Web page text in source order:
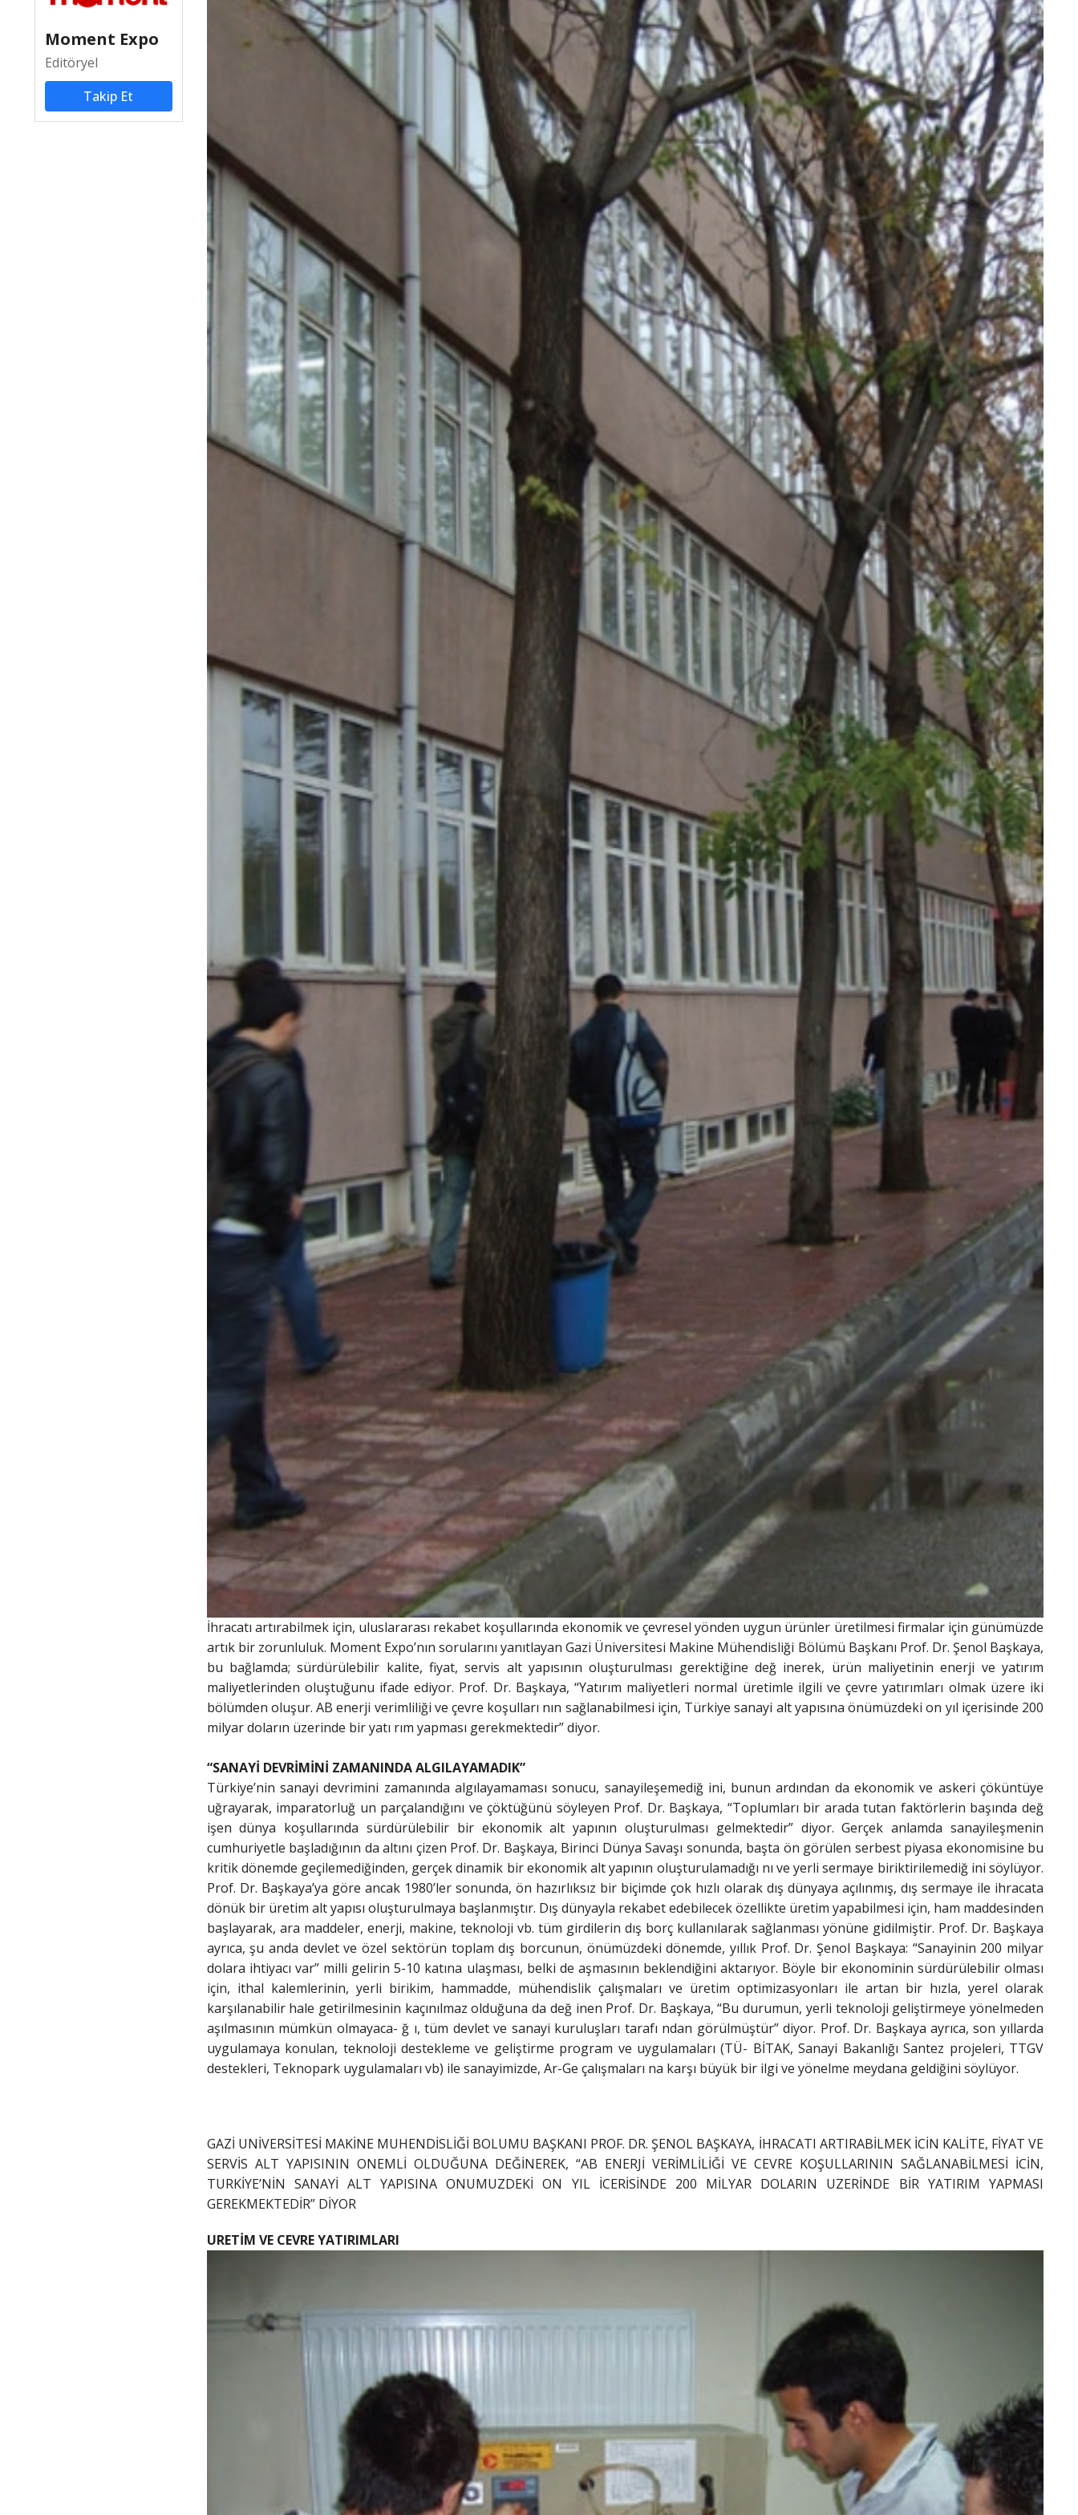
Moment Expo
Editöryel
Takip Et
İhracatı artırabilmek için, uluslararası rekabet koşullarında ekonomik ve çevresel yönden uygun ürünler üretilmesi firmalar için günümüzde
artık bir zorunluluk. Moment Expo’nın sorularını yanıtlayan Gazi Üniversitesi Makine Mühendisliği Bölümü Başkanı Prof. Dr. Şenol Başkaya,
bu bağlamda; sürdürülebilir kalite, fiyat, servis alt yapısının oluşturulması gerektiğine değ inerek, ürün maliyetinin enerji ve yatırım
maliyetlerinden oluştuğunu ifade ediyor. Prof. Dr. Başkaya, “Yatırım maliyetleri normal üretimle ilgili ve çevre yatırımları olmak üzere iki
bölümden oluşur. AB enerji verimliliği ve çevre koşulları nın sağlanabilmesi için, Türkiye sanayi alt yapısına önümüzdeki on yıl içerisinde 200
milyar doların üzerinde bir yatı rım yapması gerekmektedir” diyor.
“SANAYİ DEVRİMİNİ ZAMANINDA ALGILAYAMADIK”
Türkiye’nin sanayi devrimini zamanında algılayamaması sonucu, sanayileşemediğ ini, bunun ardından da ekonomik ve askeri çöküntüye
uğrayarak, imparatorluğ un parçalandığını ve çöktüğünü söyleyen Prof. Dr. Başkaya, “Toplumları bir arada tutan faktörlerin başında değ
işen dünya koşullarında sürdürülebilir bir ekonomik alt yapının oluşturulması gelmektedir” diyor. Gerçek anlamda sanayileşmenin
cumhuriyetle başladığının da altını çizen Prof. Dr. Başkaya, Birinci Dünya Savaşı sonunda, başta ön görülen serbest piyasa ekonomisine bu
kritik dönemde geçilemediğinden, gerçek dinamik bir ekonomik alt yapının oluşturulamadığı nı ve yerli sermaye biriktirilemediğ ini söylüyor.
Prof. Dr. Başkaya’ya göre ancak 1980’ler sonunda, ön hazırlıksız bir biçimde çok hızlı olarak dış dünyaya açılınmış, dış sermaye ile ihracata
dönük bir üretim alt yapısı oluşturulmaya başlanmıştır. Dış dünyayla rekabet edebilecek özellikte üretim yapabilmesi için, ham maddesinden
başlayarak, ara maddeler, enerji, makine, teknoloji vb. tüm girdilerin dış borç kullanılarak sağlanması yönüne gidilmiştir. Prof. Dr. Başkaya
ayrıca, şu anda devlet ve özel sektörün toplam dış borcunun, önümüzdeki dönemde, yıllık Prof. Dr. Şenol Başkaya: “Sanayinin 200 milyar
dolara ihtiyacı var” milli gelirin 5-10 katına ulaşması, belki de aşmasının beklendiğini aktarıyor. Böyle bir ekonominin sürdürülebilir olması
için, ithal kalemlerinin, yerli birikim, hammadde, mühendislik çalışmaları ve üretim optimizasyonları ile artan bir hızla, yerel olarak
karşılanabilir hale getirilmesinin kaçınılmaz olduğuna da değ inen Prof. Dr. Başkaya, “Bu durumun, yerli teknoloji geliştirmeye yönelmeden
aşılmasının mümkün olmayaca- ğ ı, tüm devlet ve sanayi kuruluşları tarafı ndan görülmüştür” diyor. Prof. Dr. Başkaya ayrıca, son yıllarda
uygulamaya konulan, teknoloji destekleme ve geliştirme program ve uygulamaları (TÜ- BİTAK, Sanayi Bakanlığı Santez projeleri, TTGV
destekleri, Teknopark uygulamaları vb) ile sanayimizde, Ar-Ge çalışmaları na karşı büyük bir ilgi ve yönelme meydana geldiğini söylüyor.
GAZİ UNİVERSİTESİ MAKİNE MUHENDİSLİĞİ BOLUMU BAŞKANI PROF. DR. ŞENOL BAŞKAYA, İHRACATI ARTIRABİLMEK İCİN KALİTE, FİYAT VE
SERVİS ALT YAPISININ ONEMLİ OLDUĞUNA DEĞİNEREK, “AB ENERJİ VERİMLİLİĞİ VE CEVRE KOŞULLARININ SAĞLANABİLMESİ İCİN,
TURKİYE’NİN SANAYİ ALT YAPISINA ONUMUZDEKİ ON YIL İCERİSİNDE 200 MİLYAR DOLARIN UZERİNDE BİR YATIRIM YAPMASI
GEREKMEKTEDİR” DİYOR
URETİM VE CEVRE YATIRIMLARI